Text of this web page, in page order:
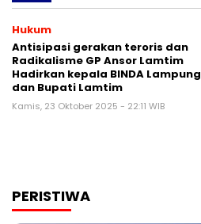
Hukum
Antisipasi gerakan teroris dan
Radikalisme GP Ansor Lamtim
Hadirkan kepala BINDA Lampung
dan Bupati Lamtim
Kamis, 23 Oktober 2025 - 22:11 WIB
PERISTIWA